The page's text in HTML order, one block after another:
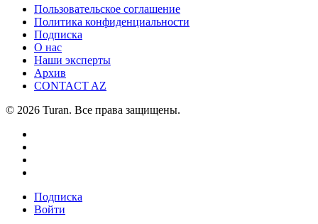
Пользовательское соглашение
Политика конфиденциальности
Подписка
О нас
Наши эксперты
Архив
CONTACT AZ
© 2026 Turan. Все права защищены.
Подписка
Войти